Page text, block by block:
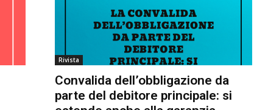
GiurisprudenzaRivista
Convalida dell’obbligazione da
parte del debitore principale: si
Non autorizzo
Cliccando su “Iscriviti” dichiari di aver letto e accettato la
Iscriviti